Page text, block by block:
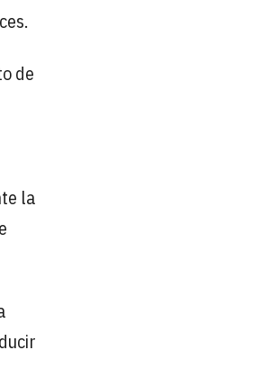
de
la